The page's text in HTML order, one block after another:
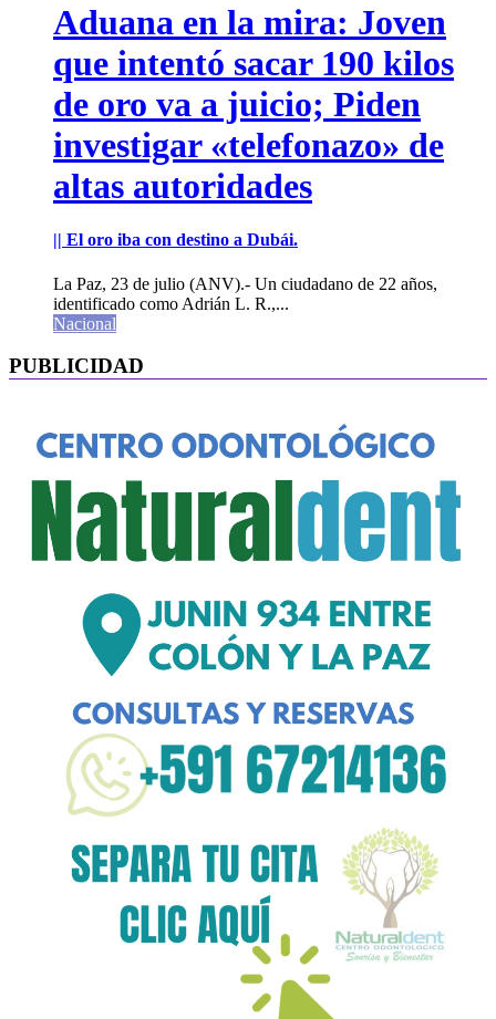
Aduana en la mira: Joven
que intentó sacar 190 kilos
de oro va a juicio; Piden
investigar «telefonazo» de
altas autoridades
|| El oro iba con destino a Dubái.
La Paz, 23 de julio (ANV).- Un ciudadano de 22 años,
identificado como Adrián L. R.,...
Nacional
PUBLICIDAD